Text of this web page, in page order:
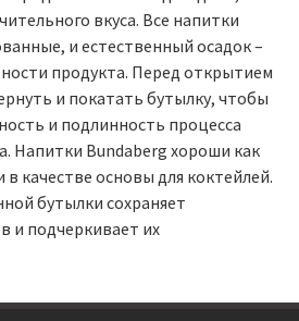
вкуса. Все напитки
и естественный осадок –
продукта. Перед открытием
и покатать бутылку, чтобы
и подлинность процесса
Напитки Bundaberg хороши как
в качестве основы для коктейлей.
бутылки сохраняет
и подчеркивает их